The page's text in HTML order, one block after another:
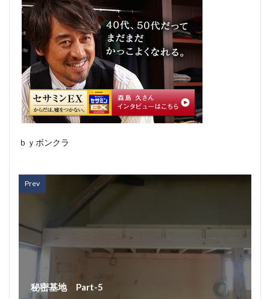
ｂｙボンクラ
Prev
秘密基地 Part-5